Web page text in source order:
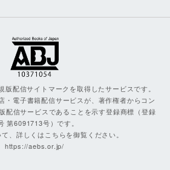
配信サイトマークを取得したサービスです。
・電子書籍配信サービスが、著作権者からコン
配信サービスであることを示す登録商標（登録
第6091713号）です。
、詳しくはこちらを御覧ください。
https://aebs.or.jp/